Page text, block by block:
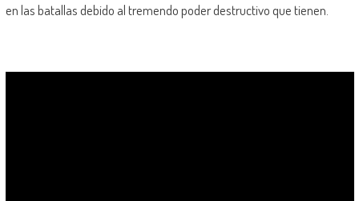
en las batallas debido al tremendo poder destructivo que tienen.